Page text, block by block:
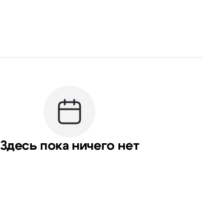
Здесь пока ничего нет